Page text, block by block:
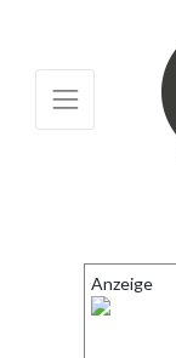
Anzeige